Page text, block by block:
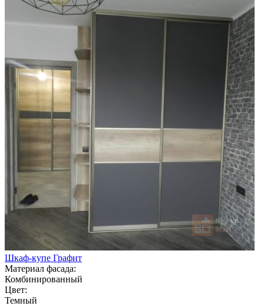
Шкаф-купе Графит
Материал фасада:
Комбинированный
Цвет:
Темный